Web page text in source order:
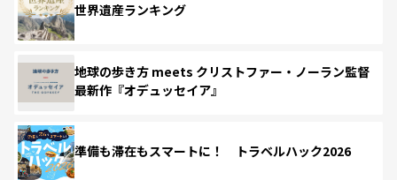
世界遺産ランキング
地球の歩き方 meets クリストファー・ノーラン監督
最新作『オデュッセイア』
準備も滞在もスマートに！ トラベルハック2026